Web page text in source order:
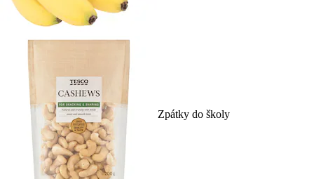
Zpátky do školy